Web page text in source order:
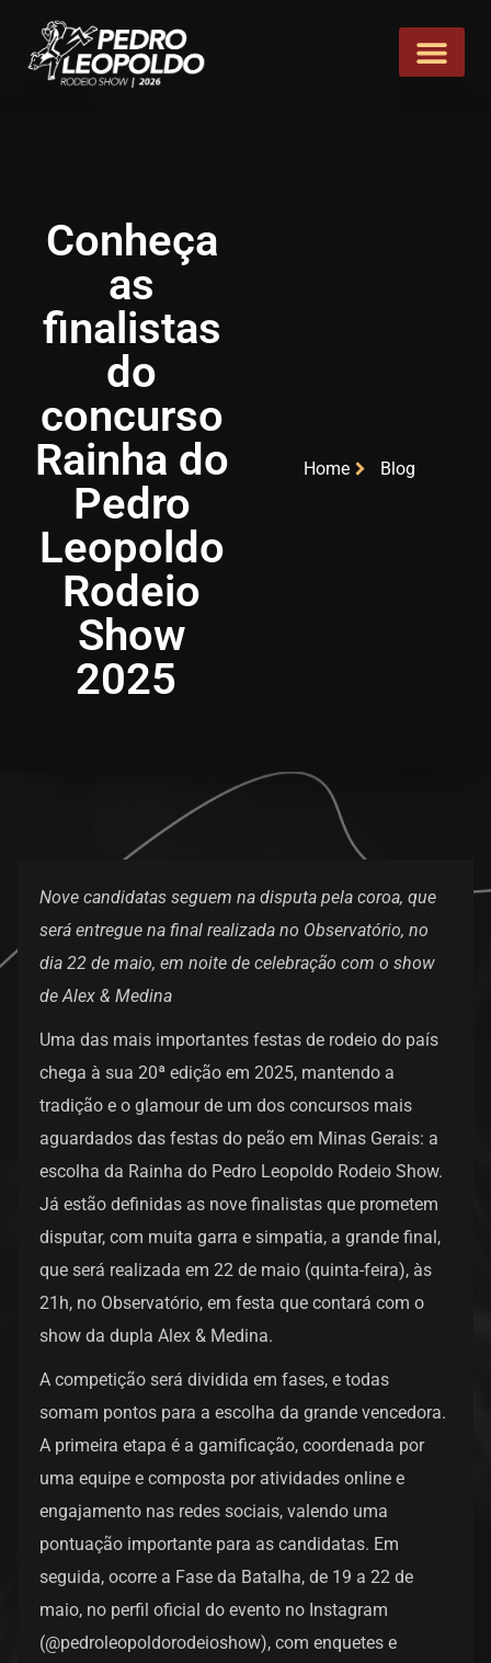
Conheça
as
finalistas
do
concurso
Rainha do
Pedro
Leopoldo
Rodeio
Show
2025
Home Blog
Nove candidatas seguem na disputa pela coroa, que
será entregue na final realizada no Observatório, no
dia 22 de maio, em noite de celebração com o show
de Alex & Medina
Uma das mais importantes festas de rodeio do país
chega à sua 20ª edição em 2025, mantendo a
tradição e o glamour de um dos concursos mais
aguardados das festas do peão em Minas Gerais: a
escolha da Rainha do Pedro Leopoldo Rodeio Show.
Já estão definidas as nove finalistas que prometem
disputar, com muita garra e simpatia, a grande final,
que será realizada em 22 de maio (quinta-feira), às
21h, no Observatório, em festa que contará com o
show da dupla Alex & Medina.
A competição será dividida em fases, e todas
somam pontos para a escolha da grande vencedora.
A primeira etapa é a gamificação, coordenada por
uma equipe e composta por atividades online e
engajamento nas redes sociais, valendo uma
pontuação importante para as candidatas. Em
seguida, ocorre a Fase da Batalha, de 19 a 22 de
maio, no perfil oficial do evento no Instagram
(@pedroleopoldorodeioshow), com enquetes e